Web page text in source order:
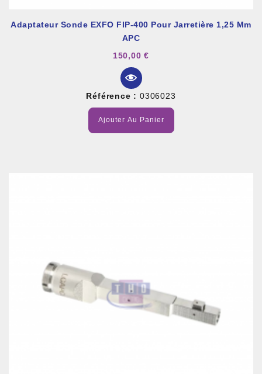
Adaptateur Sonde EXFO FIP-400 Pour Jarretière 1,25 Mm
APC
150,00 €
Référence : 0306023
Ajouter Au Panier